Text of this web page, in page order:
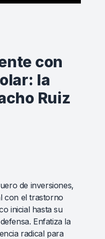
con
la
Ruiz
de inversiones,
con el trastorno
inicial hasta su
Enfatiza la
radical para